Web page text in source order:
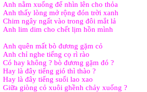
Anh nằm xuống để nhìn lên cho thỏa
Anh thấy lòng mở rộng đón trời xanh
Chim ngây ngất vào trong đôi mắt lả
Anh lim dim cho chết lịm hồn mình
Anh quên mất bò đương gặm cỏ
Anh chỉ nghe tiếng cọ rì rào
Có hay không ? bò đương gặm đó ?
Hay là đây tiếng gió thì thào ?
Hay là đây tiếng suối lao xao
Giữa giòng cỏ xuôi ghềnh chảy xuống ?